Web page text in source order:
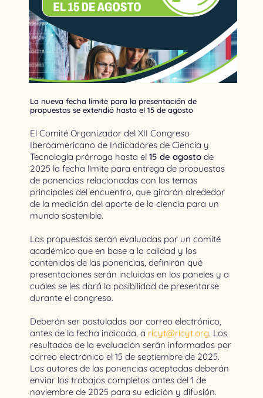
La nueva fecha límite para la presentación de
propuestas se extendió hasta el 15 de agosto
El Comité Organizador del XII Congreso
Iberoamericano de Indicadores de Ciencia y
Tecnología prórroga hasta el 15 de agosto de
2025 la fecha límite para entrega de propuestas
de ponencias relacionadas con los temas
principales del encuentro, que girarán alrededor
de la medición del aporte de la ciencia para un
mundo sostenible.
Las propuestas serán evaluadas por un comité
académico que en base a la calidad y los
contenidos de las ponencias, definirán qué
presentaciones serán incluidas en los paneles y a
cuáles se les dará la posibilidad de presentarse
durante el congreso.
Deberán ser postuladas por correo electrónico,
antes de la fecha indicada, a ricyt@ricyt.org. Los
resultados de la evaluación serán informados por
correo electrónico el 15 de septiembre de 2025.
Los autores de las ponencias aceptadas deberán
enviar los trabajos completos antes del 1 de
noviembre de 2025 para su edición y difusión.